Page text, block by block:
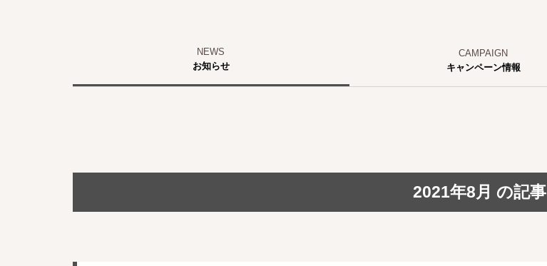
お知らせ キャンペーン情報
2021年8月 の記事